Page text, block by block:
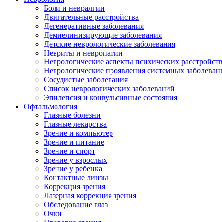
Боли и невралгии
Двигательные расстройства
Дегенеративные заболевания
Демиелинизирующие заболевания
Детские неврологические заболевания
Невриты и невропатии
Неврологические аспекты психических расстройств
Неврологические проявления системных
Сосудистые заболевания
Список неврологических заболеваний
Эпилепсия и конвульсивные состояния
Офтальмология
Глазные болезни
Глазные лекарства
Зрение и компьютер
Зрение и питание
Зрение и спорт
Зрение у взрослых
Зрение у ребенка
Контактные линзы
Коррекция зрения
Лазерная коррекция зрения
Обследование глаз
Очки